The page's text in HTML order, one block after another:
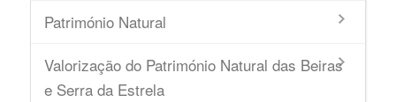
Património Natural
Valorização do Património Natural das Beiras
e Serra da Estrela